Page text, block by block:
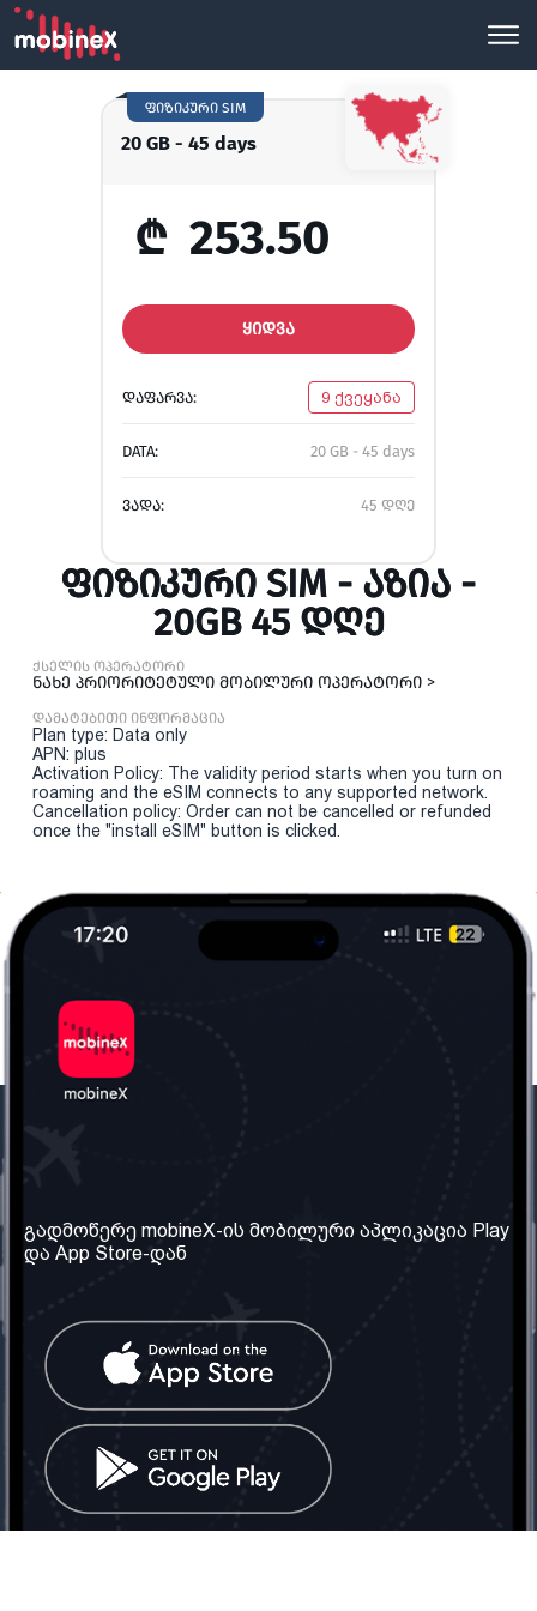
20 GB - 45 days
ფიზიკური SIM
₾ 253.50
ᲧᲘᲓᲕᲐ
ᲓᲐᲤᲐᲠᲕᲐ: 9 ქვეყანა
DATA: 20 GB - 45 days
ᲕᲐᲓᲐ: 45 დღე
ᲤᲘᲖᲘᲙᲣᲠᲘ SIM - ᲐᲖᲘᲐ -
20GB 45 ᲓᲦᲔ
ქსელის ოპერატორი
ნახე პრიორიტეტული მობილური ოპერატორი >
დამატებითი ინფორმაცია
Plan type: Data only
APN: plus
Activation Policy: The validity period starts when you turn on
roaming and the eSIM connects to any supported network.
Cancellation policy: Order can not be cancelled or refunded
once the "install eSIM" button is clicked.
ჩვენ შესახებ
ჩვენი სერვისები
წესები და პირობები
კითხვები
კონტაქტი
საქართველო: თბილისი
ტელ: 032 2 04 00 50
ელ. ფოსტა:
info@mobinex.ge
სოციალური ქსელი
გადმოწერე mobineX-ის მობილური აპლიკაცია Play
და App Store-დან